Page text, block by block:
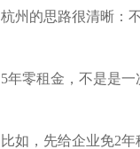
杭州的思路很清晰：
5年零租金，不是是一
比如，先给企业免2